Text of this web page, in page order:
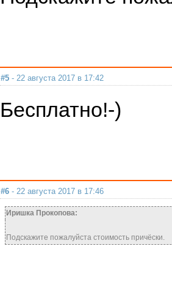
#5 - 22 августа 2017 в 17:42
Бесплатно!-)
#6 - 22 августа 2017 в 17:46
Иришка Прокопова:
Подскажите пожалуйста стоимость причёски.